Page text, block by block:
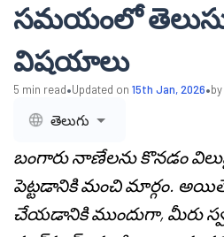
సమయంలో
విషయాలు
5 min read•Updated on 15th Jan, 2026•by
తెలుగు
బంగారు నాణేలను కొనడం
పెట్టడానికి మంచి మార్గం.
చేయడానికి ముందుగా, మీరు